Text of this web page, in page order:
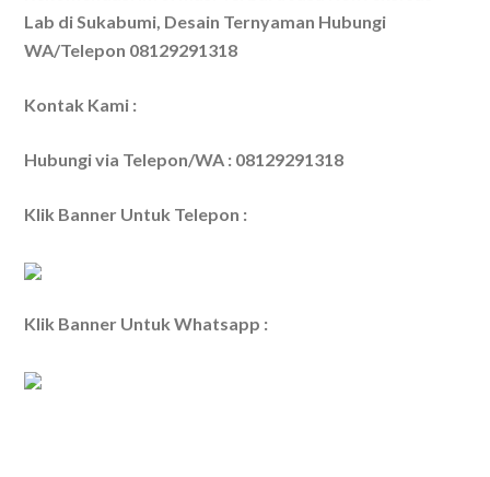
Lab di Sukabumi, Desain Ternyaman Hubungi
WA/Telepon 08129291318
Kontak Kami :
Hubungi via Telepon/WA : 08129291318
Klik Banner Untuk Telepon :
Klik Banner Untuk Whatsapp :